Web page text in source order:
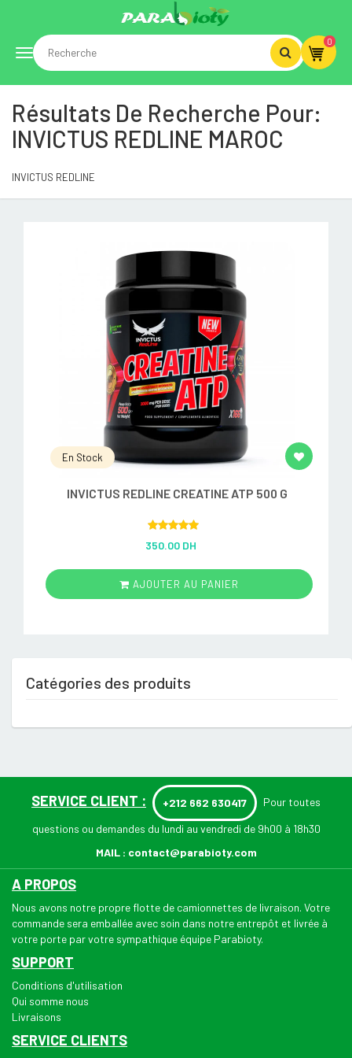
Toggle
navigation
0
Résultats De Recherche Pour:
INVICTUS REDLINE MAROC
INVICTUS REDLINE
En Stock
INVICTUS REDLINE CREATINE ATP 500 G
out of 5
350.00 DH
AJOUTER AU PANIER
Catégories des produits
SERVICE CLIENT : +212 662 630417 Pour toutes
questions ou demandes du lundi au vendredi de 9h00 à 18h30
MAIL : contact@parabioty.com
A PROPOS
Nous avons notre propre flotte de camionnettes de livraison. Votre
commande sera emballée avec soin dans notre entrepôt et livrée à
votre porte par votre sympathique équipe Parabioty.
SUPPORT
Conditions d'utilisation
Qui somme nous
Livraisons
SERVICE CLIENTS